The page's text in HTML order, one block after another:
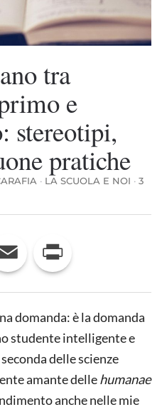
tra
e
stereotipi,
pratiche
· LA SCUOLA E NOI · 3
Email
domanda: è la domanda
studente intelligente e
delle scienze
amante dellehumanae
anche nelle mie